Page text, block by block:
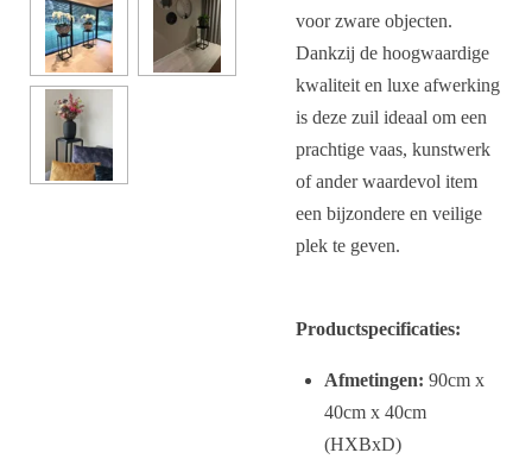
voor zware objecten.
Dankzij de hoogwaardige
kwaliteit en luxe afwerking
is deze zuil ideaal om een
prachtige vaas, kunstwerk
of ander waardevol item
een bijzondere en veilige
plek te geven.
Productspecificaties:
Afmetingen: 90cm x
40cm x 40cm
(HXBxD)